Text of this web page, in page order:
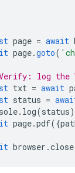
page = await
page.goto(
log the
txt = await
status =
. log(status
page.pdf({
browser .close